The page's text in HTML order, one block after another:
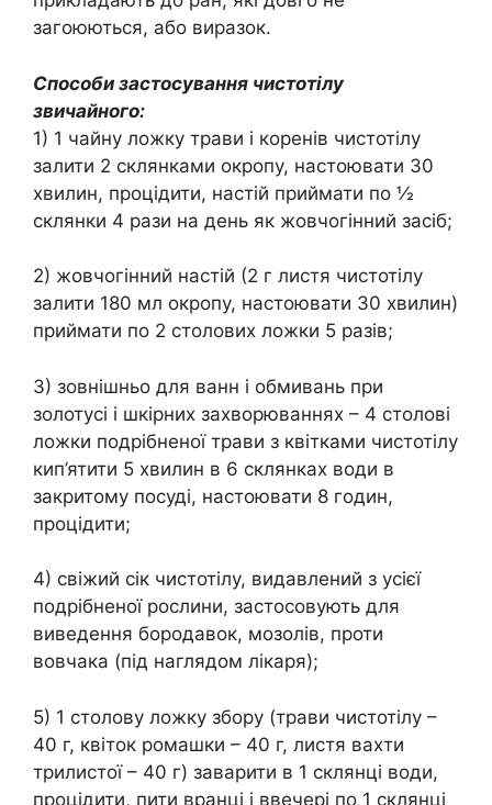
загоюються, або виразок.
Способи застосування чистотілу
звичайного:
1) 1 чайну ложку трави і коренів чистотілу
залити 2 склянками окропу, настоювати 30
хвилин, процідити, настій приймати по ½
склянки 4 рази на день як жовчогінний засіб;
2) жовчогінний настій (2 г листя чистотілу
залити 180 мл окропу, настоювати 30 хвилин)
приймати по 2 столових ложки 5 разів;
3) зовнішньо для ванн і обмивань при
золотусі і шкірних захворюваннях – 4 столові
ложки подрібненої трави з квітками чистотілу
кип’ятити 5 хвилин в 6 склянках води в
закритому посуді, настоювати 8 годин,
процідити;
4) свіжий сік чистотілу, видавлений з усієї
подрібненої рослини, застосовують для
виведення бородавок, мозолів, проти
вовчака (під наглядом лікаря);
5) 1 столову ложку збору (трави чистотілу –
40 г, квіток ромашки – 40 г, листя вахти
трилистої – 40 г) заварити в 1 склянці води,
процідити, пити вранці і ввечері по 1 склянці